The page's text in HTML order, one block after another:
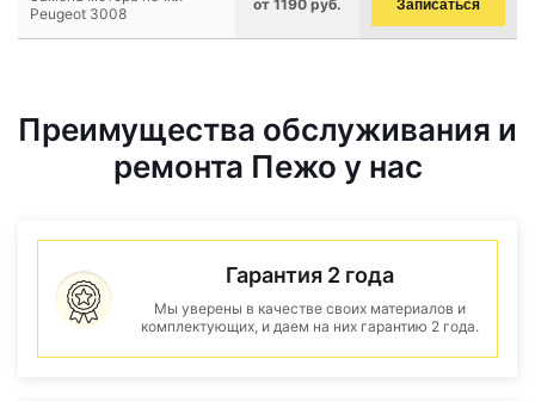
Peugeot 3008
от 1190 руб. Записаться
Преимущества обслуживания и
ремонта Пежо у нас
Гарантия 2 года
Мы уверены в качестве своих материалов и
комплектующих, и даем на них гарантию 2 года.